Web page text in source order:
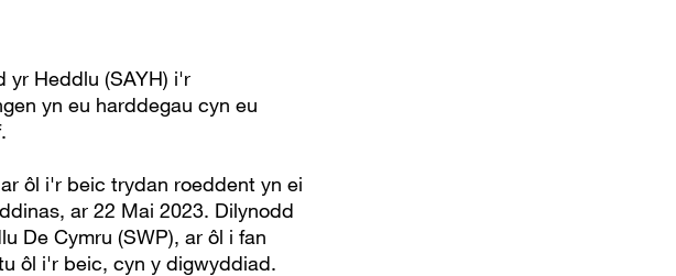
yr Heddlu (SAYH) i'r
yn eu harddegau cyn eu
ôl i'r beic trydan roeddent yn ei
ar 22 Mai 2023. Dilynodd
De Cymru (SWP), ar ôl i fan
ôl i'r beic, cyn y digwyddiad.